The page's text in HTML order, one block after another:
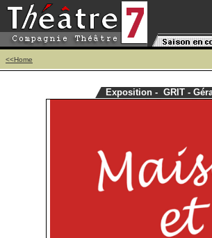
<<Home
Exposition - GRIT -